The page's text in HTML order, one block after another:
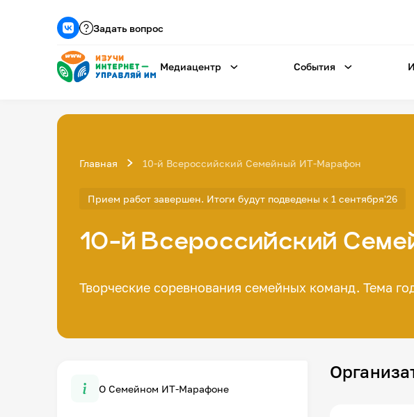
Задать вопрос
Медиацентр События
Главная 10-й Всероссийский Семейный ИТ-Марафон
Прием работ завершен. Итоги будут подведены к 1 сентября'26
10-й Всероссийский
Творческие соревнования семейных команд. Тема
О Семейном ИТ-Марафоне